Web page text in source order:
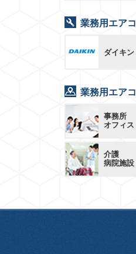
業務用エア
ダイキン
業務用エア
事務所
オフィス
介護
病院施設